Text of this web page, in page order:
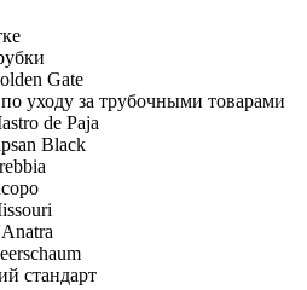
Gate
уходу за трубочными товарами
de Paja
Black
стандарт